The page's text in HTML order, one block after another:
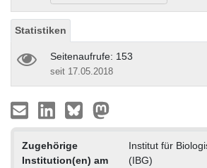
Statistiken
Seitenaufrufe: 153
seit 17.05.2018
Zugehörige
Institution(en) am
Institut für
(IBG)